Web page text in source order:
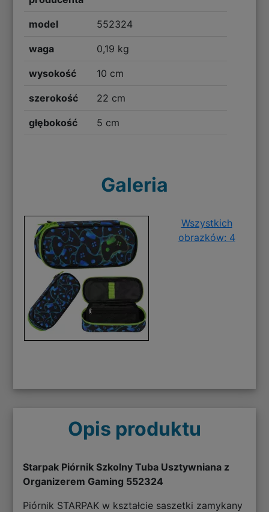
model 552324
waga 0,19 kg
wysokość 10 cm
szerokość 22 cm
głębokość 5 cm
Galeria
Wszystkich
obrazków: 4
Opis produktu
Starpak Piórnik Szkolny Tuba Usztywniana z
Organizerem Gaming 552324
Piórnik STARPAK w kształcie saszetki zamykany